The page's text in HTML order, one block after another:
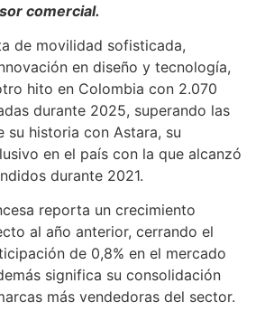
comercial.
de movilidad sofisticada,
en diseño y tecnología,
hito en Colombia con 2.070
durante 2025, superando las
su historia con Astara, su
en el país con la que alcanzó
durante 2021.
reporta un crecimiento
al año anterior, cerrando el
de 0,8% en el mercado
significa su consolidación
más vendedoras del sector.